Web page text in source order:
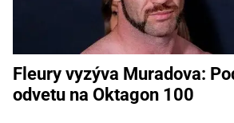
Fleury vyzýva Muradova:
odvetu na Oktagon 100